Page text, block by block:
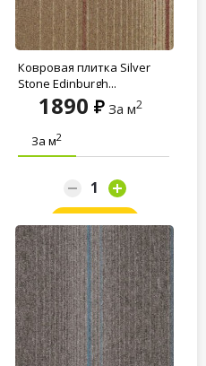
Ковровая плитка Silver
Stone Edinburgh...
1890 За м2
За м2